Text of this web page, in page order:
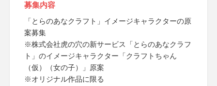
募集内容
「とらのあなクラフト」イメージキャラクターの原
案募集
※株式会社虎の穴の新サービス「とらのあなクラフ
ト」のイメージキャラクター「クラフトちゃん
（仮）（女の子）」原案
※オリジナル作品に限る